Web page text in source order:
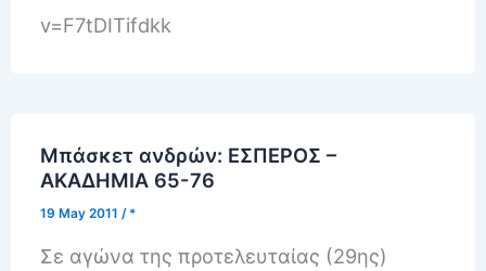
v=F7tDITifdkk
Mπάσκετ ανδρών: ΕΣΠΕΡΟΣ –
ΑΚΑΔΗΜΙΑ 65-76
19 May 2011/ *
Σε αγώνα της προτελευταίας (29ης)